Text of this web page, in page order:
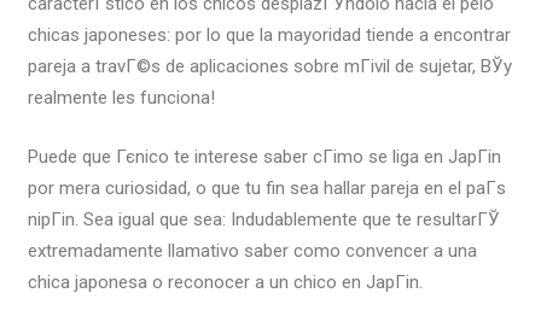
chicas japoneses: por lo que la mayoridad tiende a encontrar
pareja a travГ©s de aplicaciones sobre mГіvil de sujetar, ВЎy
realmente les funciona!
Puede que Гєnico te interese saber cГіmo se liga en JapГіn
por mera curiosidad, o que tu fin sea hallar pareja en el paГ­s
nipГіn. Sea igual que sea: Indudablemente que te resultarГЎ
extremadamente llamativo saber como convencer a una
chica japonesa o reconocer a un chico en JapГіn.